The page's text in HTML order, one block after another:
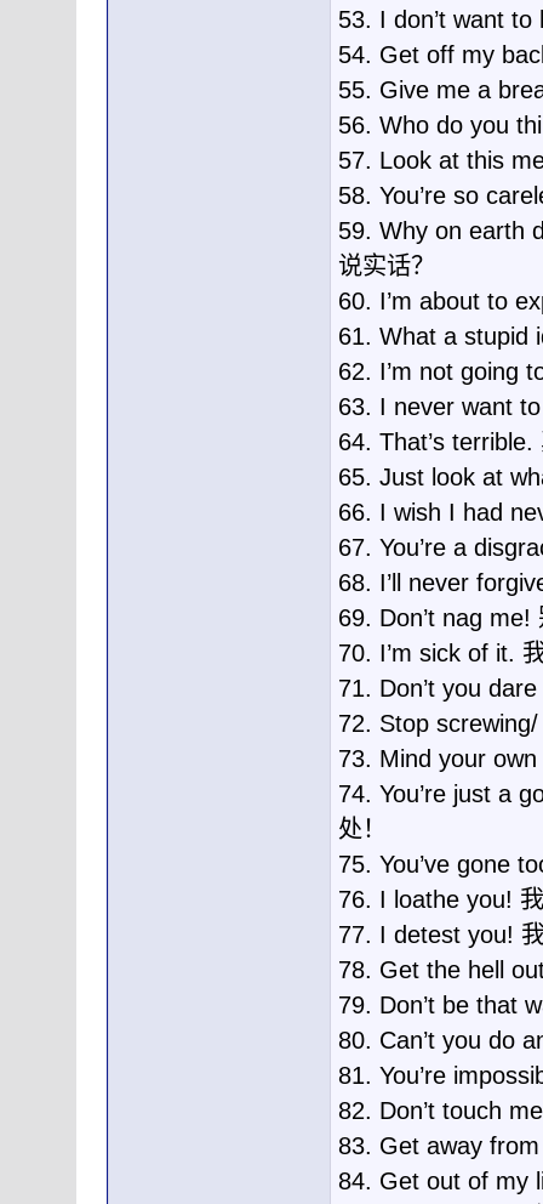
53. I don’t want
54. Get off my
55. Give me a
56. Who do you
57. Look at this
58. You’re so
59. Why on earth
说实话？
60. I’m about to
61. What a stupid
62. I’m not going
63. I never want
64. That’s
65. Just look at
66. I wish I had
67. You’re a
68. I’ll never
69. Don’t nag
70. I’m sick of it.
71. Don’t you
72. Stop
73. Mind your
74. You’re just a
处！
75. You’ve gone
76. I loathe you!
77. I detest you!
78. Get the hell
79. Don’t be that
80. Can’t you do
81. You’re
82. Don’t touch
83. Get away
84. Get out of my